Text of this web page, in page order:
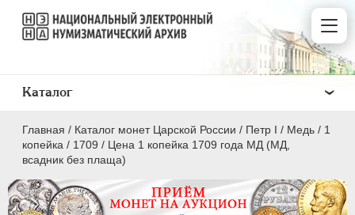
Главная / Каталог монет Царской России / Пeтр I / Медь / 1
копейка / 1709 / Цена 1 копейка 1709 года МД (МД,
всадник без плаща)
Каталог